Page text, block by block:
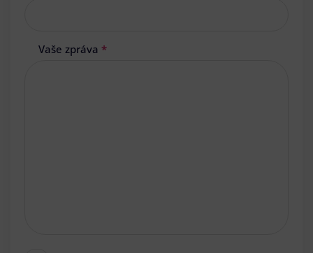
Vaše zpráva *